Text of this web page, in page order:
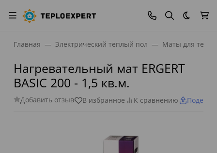
Темная
Главная Электрический теплый пол Маты для
Нагревательный мат ERGERT
BASIC 200 - 1,5 кв.м.
Добавить отзыв В избранное К сравнению